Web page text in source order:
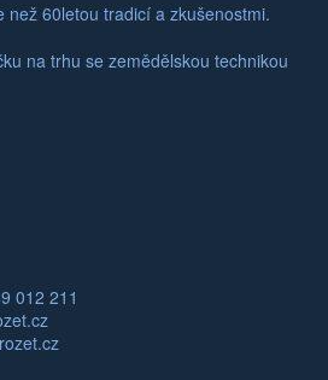
než 60letou tradicí a zkušenostmi.
na trhu se zemědělskou technikou
012 211